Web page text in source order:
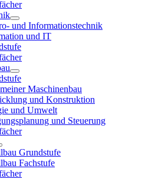
und Informationstechnik
und IT
Maschinenbau
und Konstruktion
und Umwelt
und Steuerung
Grundstufe
Fachstufe